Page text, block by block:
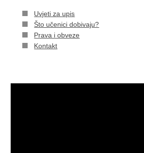
​Uvjeti za upis
Što učenici dobivaju?
Prava i obveze
Kontakt